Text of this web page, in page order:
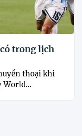
trong lịch
thoại khi
World...